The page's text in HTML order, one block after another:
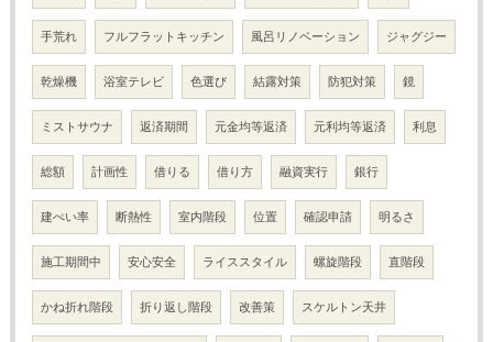
手荒れ フルフラットキッチン 風呂リノベーション ジャグジー
乾燥機 浴室テレビ 色選び 結露対策 防犯対策 鏡
ミストサウナ 返済期間 元金均等返済 元利均等返済 利息
総額 計画性 借りる 借り方 融資実行 銀行
建ぺい率 断熱性 室内階段 位置 確認申請 明るさ
施工期間中 安心安全 ライススタイル 螺旋階段 直階段
かね折れ階段 折り返し階段 改善策 スケルトン天井